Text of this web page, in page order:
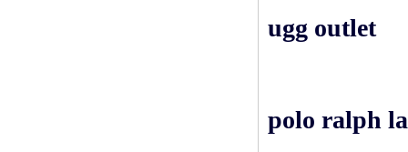
ugg outlet
polo ralph